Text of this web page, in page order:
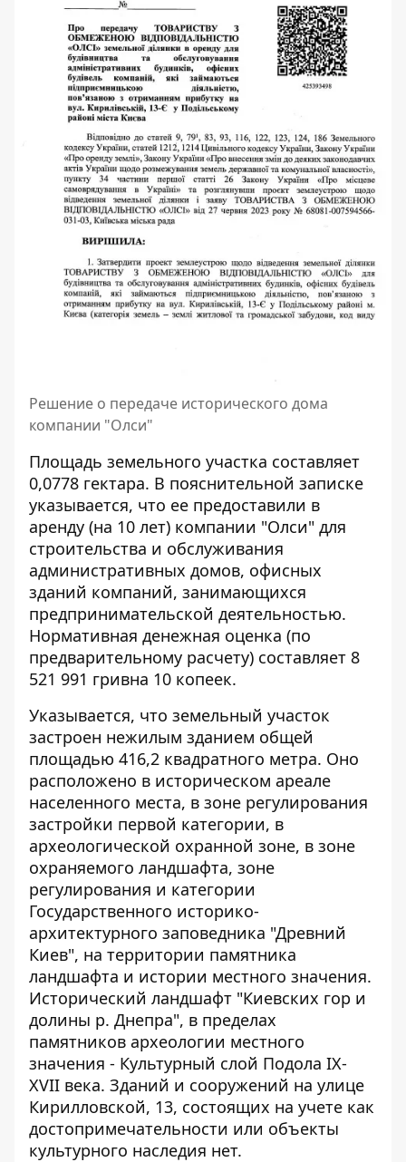
Решение о передаче исторического дома
компании "Олси"
Площадь земельного участка составляет
0,0778 гектара. В пояснительной записке
указывается, что ее предоставили в
аренду (на 10 лет) компании "Олси" для
строительства и обслуживания
административных домов, офисных
зданий компаний, занимающихся
предпринимательской деятельностью.
Нормативная денежная оценка (по
предварительному расчету) составляет 8
521 991 гривна 10 копеек.
Указывается, что земельный участок
застроен нежилым зданием общей
площадью 416,2 квадратного метра. Оно
расположено в историческом ареале
населенного места, в зоне регулирования
застройки первой категории, в
археологической охранной зоне, в зоне
охраняемого ландшафта, зоне
регулирования и категории
Государственного историко-
архитектурного заповедника "Древний
Киев", на территории памятника
ландшафта и истории местного значения.
Исторический ландшафт "Киевских гор и
долины р. Днепра", в пределах
памятников археологии местного
значения - Культурный слой Подола IX-
XVII века. Зданий и сооружений на улице
Кирилловской, 13, состоящих на учете как
достопримечательности или объекты
культурного наследия нет.